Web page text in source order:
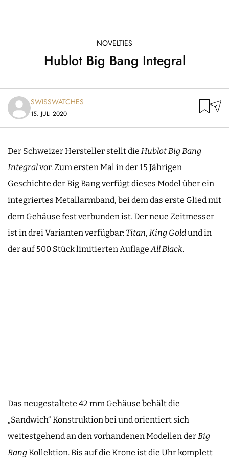
NOVELTIES
Hublot Big Bang Integral
SWISSWATCHES
15. JULI 2020
Der Schweizer Hersteller stellt die Hublot Big Bang
Integralvor. Zum ersten Mal in der 15 Jährigen
Geschichte der Big Bang verfügt dieses Model über ein
integriertes Metallarmband, bei dem das erste Glied mit
dem Gehäuse fest verbunden ist. Der neue Zeitmesser
ist in drei Varianten verfügbar: Titan, King Goldund in
der auf 500 Stück limitierten Auflage All Black.
Das neugestaltete 42 mm Gehäuse behält die
„Sandwich“ Konstruktion bei und orientiert sich
weitestgehend an den vorhandenen Modellen der Big
BangKollektion. Bis auf die Krone ist die Uhr komplett